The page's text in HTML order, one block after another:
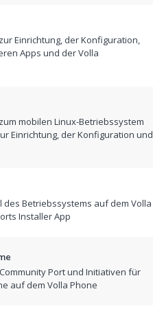
Einrichtung, der Konfiguration,
Apps und der Volla
mobilen Linux-Betriebssystem
Einrichtung, der Konfiguration und
des Betriebssystems auf dem Volla
Installer App
Port und Initiativen für
auf dem Volla Phone